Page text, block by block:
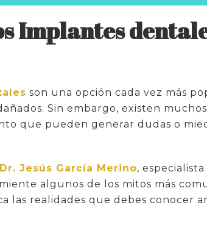
Implantes
son una opción cada vez más
Sin embargo, existen
que pueden generar dudas o
Dr. Jesús García Merino,
algunos de los mitos más
las realidades que debes conocer